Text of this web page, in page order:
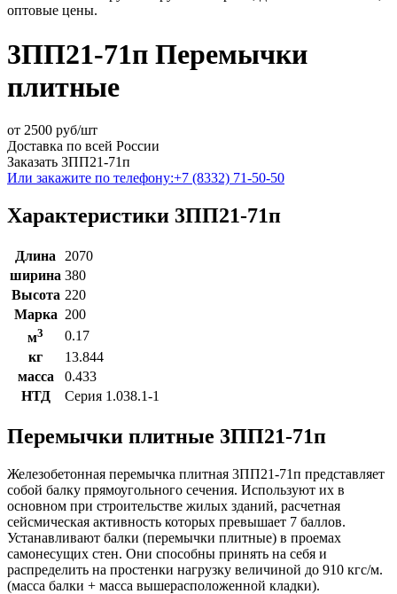
оптовые цены.
3ПП21-71п Перемычки
плитные
от 2500 руб/шт
Доставка по всей России
Заказать 3ПП21-71п
Или закажите по телефону:+7 (8332) 71-50-50
Характеристики 3ПП21-71п
Длина
2070
ширина 380
Высота 220
Марка 200
м3
0.17
кг
13.844
масса
0.433
НТД
Серия 1.038.1-1
Перемычки плитные 3ПП21-71п
Железобетонная перемычка плитная 3ПП21-71п представляет
собой балку прямоугольного сечения. Используют их в
основном при строительстве жилых зданий, расчетная
сейсмическая активность которых превышает 7 баллов.
Устанавливают балки (перемычки плитные) в проемах
самонесущих стен. Они способны принять на себя и
распределить на простенки нагрузку величиной до 910 кгс/м.
(масса балки + масса вышерасположенной кладки).